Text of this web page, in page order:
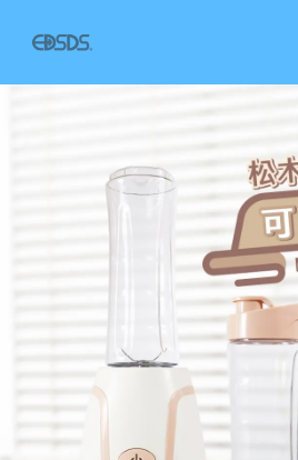
您的購物車目前
繼續購物